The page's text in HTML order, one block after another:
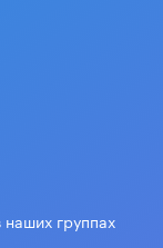
группах